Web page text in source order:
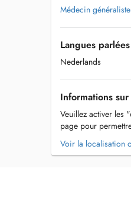
Médecin généraliste
Langues parlées
Nederlands
Informations
Veuillez activer les
page pour
Voir la localisation